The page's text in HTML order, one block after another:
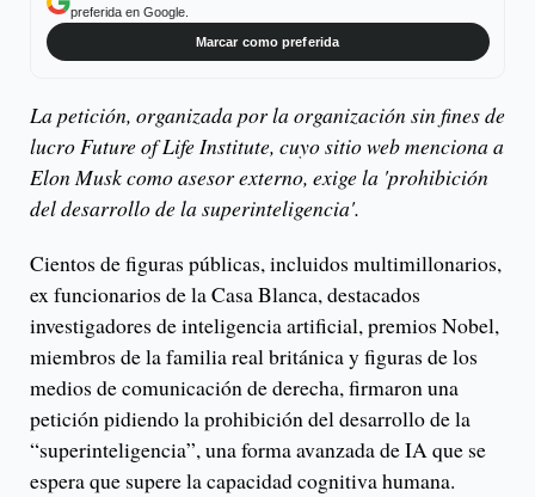
preferida en Google.
Marcar como preferida
La petición, organizada por la organización sin fines de
lucro Future of Life Institute, cuyo sitio web menciona a
Elon Musk como asesor externo, exige la 'prohibición
del desarrollo de la superinteligencia'.
Cientos de figuras públicas, incluidos multimillonarios,
ex funcionarios de la Casa Blanca, destacados
investigadores de inteligencia artificial, premios Nobel,
miembros de la familia real británica y figuras de los
medios de comunicación de derecha, firmaron una
petición pidiendo la prohibición del desarrollo de la
“superinteligencia”, una forma avanzada de IA que se
espera que supere la capacidad cognitiva humana.